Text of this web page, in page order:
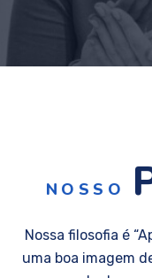
NOSSO
Nossa filosofia é
uma boa imagem